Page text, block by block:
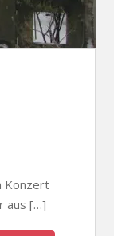
Konzert
aus […]